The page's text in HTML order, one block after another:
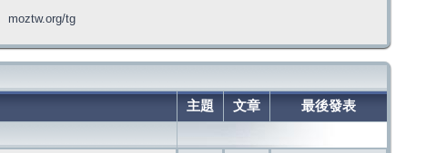
moztw.org/tg
主題 文章
最後發表